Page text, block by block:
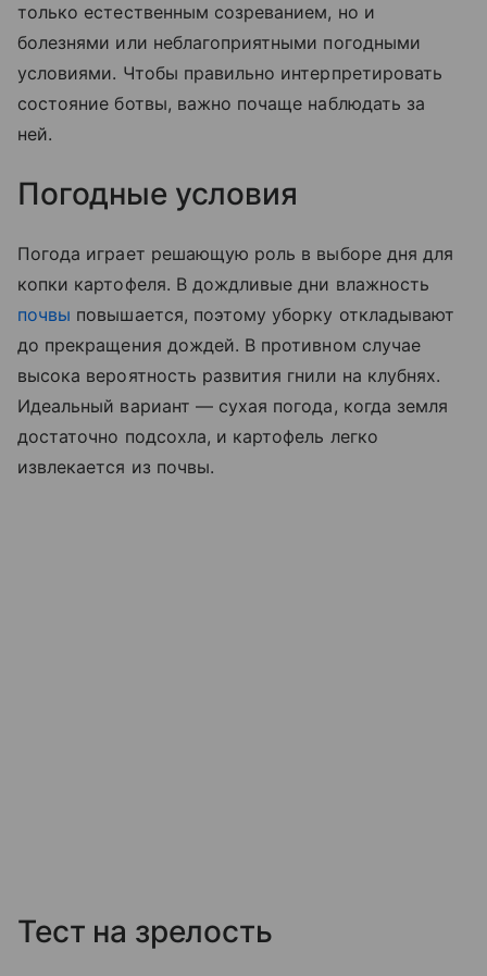
только естественным созреванием, но и
болезнями или неблагоприятными погодными
условиями. Чтобы правильно интерпретировать
состояние ботвы, важно почаще наблюдать за
ней.
Погодные условия
Погода играет решающую роль в выборе дня для
копки картофеля. В дождливые дни влажность
почвы повышается, поэтому уборку откладывают
до прекращения дождей. В противном случае
высока вероятность развития гнили на клубнях.
Идеальный вариант — сухая погода, когда земля
достаточно подсохла, и картофель легко
извлекается из почвы.
Тест на зрелость